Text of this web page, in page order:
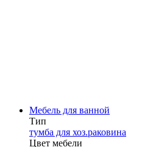
Мебель для ванной
Тип
тумба для хоз.раковина
Цвет мебели